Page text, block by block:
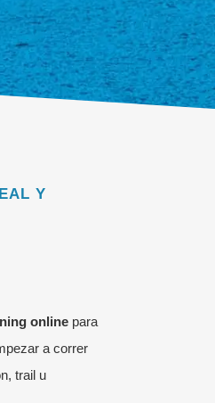
Y
online para
a correr
trail u